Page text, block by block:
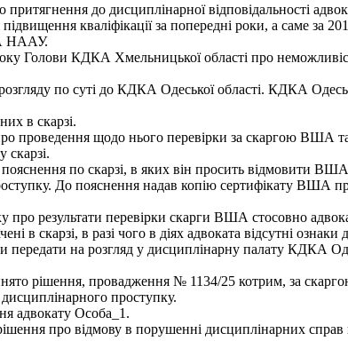
до дисциплінарної відповідальності
кваліфікації за попередні роки, а саме за
НААУ.
Голови КДКА Хмельницької області про
по суті до КДКА Одеської області. КДКА
в скарзі.
проведення щодо нього перевірки за скаргою ВША
скарзі.
по скарзі, в яких він просить відмовити
До пояснення надав копію сертифікату ВША
результати перевірки скарги ВША стосовно
в скарзі, в разі чого в діях адвоката відсутні
на розгляд у дисциплінарну палату КДКА
рішення, провадження № 1134/25 котрим, за
дисциплінарного проступку.
адвокату Особа_1.
про відмову в порушенні дисциплінарних справ